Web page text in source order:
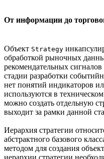
От информации до
Объект Strategy
обработкой рыночных
рекомендательных сигналов
стадии разработки
нет понятий индикаторов
используются в
можно создать отдельную
выходит за рамки данной
Иерархия стратегии
абстрактного базового
методом для создания